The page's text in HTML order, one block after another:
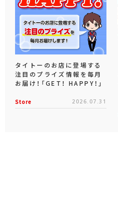
タイトーのお店に登場する
注目のプライズ情報を毎月
お届け！「GET！ HAPPY！」
Store 2026.07.31